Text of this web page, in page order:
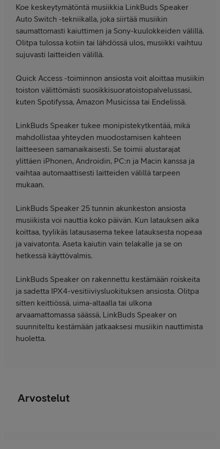
Koe keskeytymätöntä musiikkia LinkBuds Speaker
Auto Switch -tekniikalla, joka siirtää musiikin
saumattomasti kaiuttimen ja Sony-kuulokkeiden välillä.
Olitpa tulossa kotiin tai lähdössä ulos, musiikki vaihtuu
sujuvasti laitteiden välillä.
Quick Access -toiminnon ansiosta voit aloittaa musiikin
toiston välittömästi suosikkisuoratoistopalvelussasi,
kuten Spotifyssa, Amazon Musicissa tai Endelissä.
LinkBuds Speaker tukee monipistekytkentää, mikä
mahdollistaa yhteyden muodostamisen kahteen
laitteeseen samanaikaisesti. Se toimii alustarajat
ylittäen iPhonen, Androidin, PC:n ja Macin kanssa ja
vaihtaa automaattisesti laitteiden välillä tarpeen
mukaan.
LinkBuds Speaker 25 tunnin akunkeston ansiosta
musiikista voi nauttia koko päivän. Kun latauksen aika
koittaa, tyylikäs latausasema tekee latauksesta nopeaa
ja vaivatonta. Aseta kaiutin vain telakalle ja se on
hetkessä käyttövalmis.
LinkBuds Speaker on rakennettu kestämään roiskeita
ja sadetta IPX4-vesitiiviysluokituksen ansiosta. Olitpa
sitten keittiössä, uima-altaalla tai ulkona
arvaamattomassa säässä, LinkBuds Speaker on
suunniteltu kestämään jatkaaksesi musiikin nauttimista
huoletta.
Arvostelut